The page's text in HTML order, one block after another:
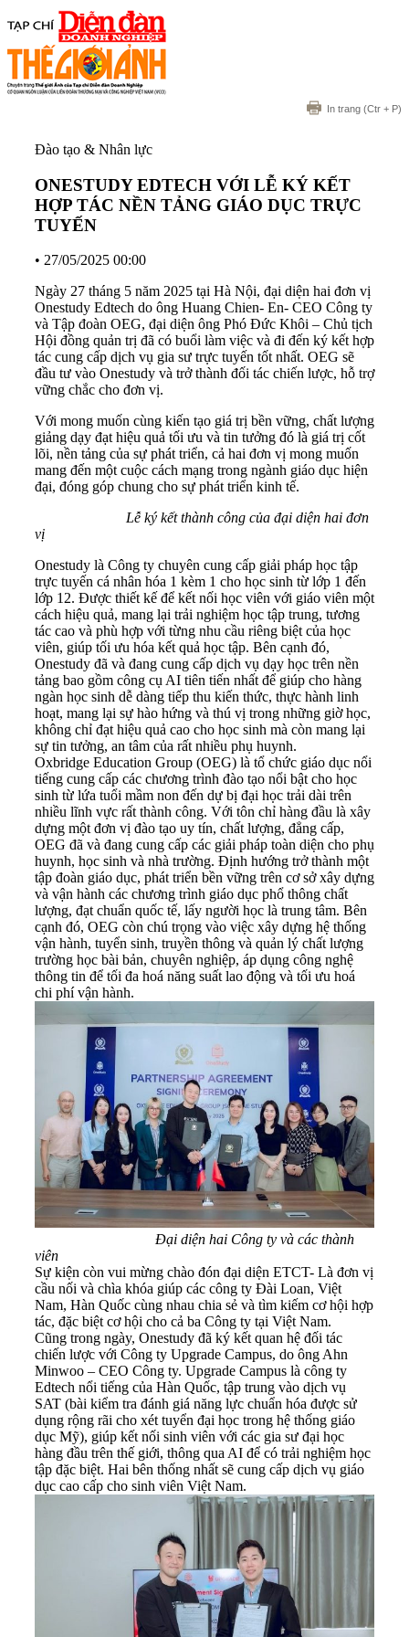
In trang (Ctr + P)
Đào tạo & Nhân lực
ONESTUDY EDTECH VỚI LỄ KÝ KẾT
HỢP TÁC NỀN TẢNG GIÁO DỤC TRỰC
TUYẾN
• 27/05/2025 00:00
Ngày 27 tháng 5 năm 2025 tại Hà Nội, đại diện hai đơn vị
Onestudy Edtech do ông Huang Chien- En- CEO Công ty
và Tập đoàn OEG, đại diện ông Phó Đức Khôi – Chủ tịch
Hội đồng quản trị đã có buổi làm việc và đi đến ký kết hợp
tác cung cấp dịch vụ gia sư trực tuyến tốt nhất. OEG sẽ
đầu tư vào Onestudy và trở thành đối tác chiến lược, hỗ trợ
vững chắc cho đơn vị.
Với mong muốn cùng kiến tạo giá trị bền vững, chất lượng
giảng dạy đạt hiệu quả tối ưu và tin tưởng đó là giá trị cốt
lõi, nền tảng của sự phát triển, cả hai đơn vị mong muốn
mang đến một cuộc cách mạng trong ngành giáo dục hiện
đại, đóng góp chung cho sự phát triển kinh tế.
Lễ ký kết thành công của đại diện hai đơn
vị
Onestudy là Công ty chuyên cung cấp giải pháp học tập
trực tuyến cá nhân hóa 1 kèm 1 cho học sinh từ lớp 1 đến
lớp 12. Được thiết kế để kết nối học viên với giáo viên một
cách hiệu quả, mang lại trải nghiệm học tập trung, tương
tác cao và phù hợp với từng nhu cầu riêng biệt của học
viên, giúp tối ưu hóa kết quả học tập. Bên cạnh đó,
Onestudy đã và đang cung cấp dịch vụ dạy học trên nền
tảng bao gồm công cụ AI tiên tiến nhất để giúp cho hàng
ngàn học sinh dễ dàng tiếp thu kiến thức, thực hành linh
hoạt, mang lại sự hào hứng và thú vị trong những giờ học,
không chỉ đạt hiệu quả cao cho học sinh mà còn mang lại
sự tin tưởng, an tâm của rất nhiều phụ huynh.
Oxbridge Education Group (OEG) là tổ chức giáo dục nổi
tiếng cung cấp các chương trình đào tạo nổi bật cho học
sinh từ lứa tuổi mầm non đến dự bị đại học trải dài trên
nhiều lĩnh vực rất thành công. Với tôn chỉ hàng đầu là xây
dựng một đơn vị đào tạo uy tín, chất lượng, đẳng cấp,
OEG đã và đang cung cấp các giải pháp toàn diện cho phụ
huynh, học sinh và nhà trường. Định hướng trở thành một
tập đoàn giáo dục, phát triển bền vững trên cơ sở xây dựng
và vận hành các chương trình giáo dục phổ thông chất
lượng, đạt chuẩn quốc tế, lấy người học là trung tâm. Bên
cạnh đó, OEG còn chú trọng vào việc xây dựng hệ thống
vận hành, tuyển sinh, truyền thông và quản lý chất lượng
trường học bài bản, chuyên nghiệp, áp dụng công nghệ
thông tin để tối đa hoá năng suất lao động và tối ưu hoá
chi phí vận hành.
Đại diện hai Công ty và các thành
viên
Sự kiện còn vui mừng chào đón đại diện ETCT- Là đơn vị
cầu nối và chìa khóa giúp các công ty Đài Loan, Việt
Nam, Hàn Quốc cùng nhau chia sẻ và tìm kiếm cơ hội hợp
tác, đặc biệt cơ hội cho cả ba Công ty tại Việt Nam.
Cũng trong ngày, Onestudy đã ký kết quan hệ đối tác
chiến lược với Công ty Upgrade Campus, do ông Ahn
Minwoo – CEO Công ty. Upgrade Campus là công ty
Edtech nổi tiếng của Hàn Quốc, tập trung vào dịch vụ
SAT (bài kiểm tra đánh giá năng lực chuẩn hóa được sử
dụng rộng rãi cho xét tuyển đại học trong hệ thống giáo
dục Mỹ), giúp kết nối sinh viên với các gia sư đại học
hàng đầu trên thế giới, thông qua AI để có trải nghiệm học
tập đặc biệt. Hai bên thống nhất sẽ cung cấp dịch vụ giáo
dục cao cấp cho sinh viên Việt Nam.